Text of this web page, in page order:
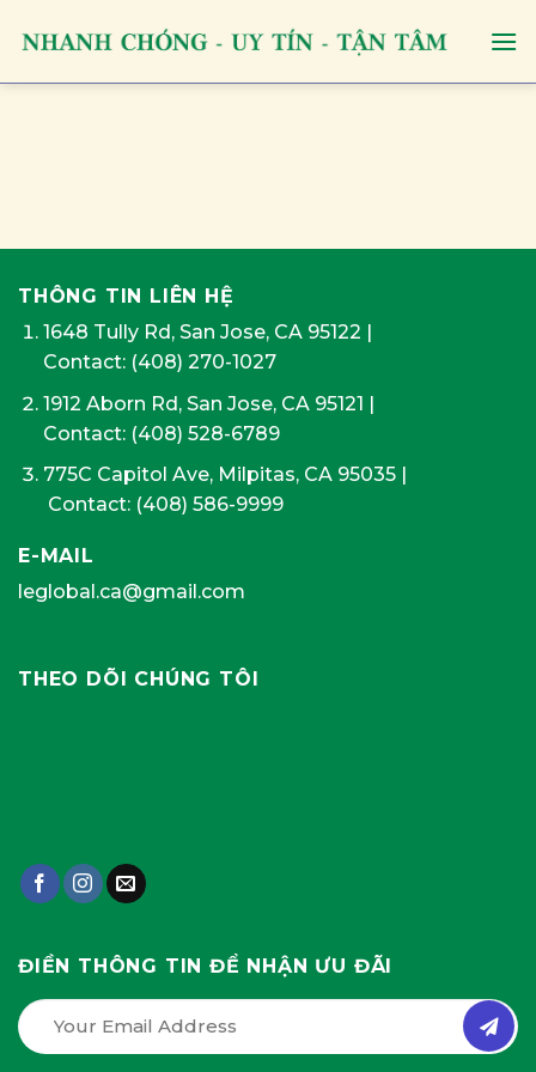
THÔNG TIN LIÊN HỆ
1648 Tully Rd, San Jose, CA 95122 |
Contact: (408) 270-1027
1912 Aborn Rd, San Jose, CA 95121 |
Contact: (408) 528-6789
775C Capitol Ave, Milpitas, CA 95035|
Contact: (408) 586-9999
E-MAIL
leglobal.ca@gmail.com
THEO DÕI CHÚNG TÔI
ĐIỀN THÔNG TIN ĐỂ NHẬN ƯU ĐÃI